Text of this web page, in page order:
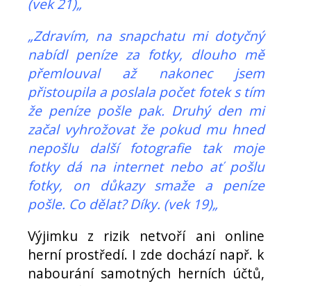
„Zdravím, na snapchatu mi dotyčný
nabídl peníze za fotky, dlouho mě
přemlouval až nakonec jsem
přistoupila a poslala počet fotek s tím
že peníze pošle pak. Druhý den mi
začal vyhrožovat že pokud mu hned
nepošlu další fotografie tak moje
fotky dá na internet nebo ať pošlu
fotky, on důkazy smaže a peníze
pošle. Co dělat? Díky. (vek 19)„
Výjimku z rizik netvoří ani online
herní prostředí. I zde dochází např. k
nabourání samotných herních účtů,